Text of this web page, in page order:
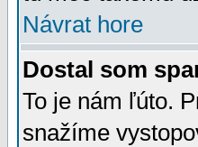
Návrat hore
Dostal som
To je nám ľúto.
snažíme